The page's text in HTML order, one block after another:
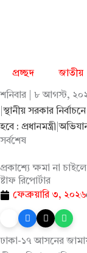
প্রচ্ছদ জাতীয়
শনিবার | ৮ আগস্ট,
স্থানীয় সরকার
হবে : প্রধানমন্ত্রী |
সর্বশেষ
প্রকাশ্যে ক্ষমা না
ষ্টাফ রিপোর্টার
ফেব্রুয়ারি ৩, ২০২৬
ঢাকা-১৭ আসনের